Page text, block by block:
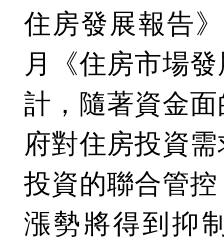
住房發展報告
月《住房市場
計，隨著資金
府對住房投資
投資的聯合管
漲勢將得到抑